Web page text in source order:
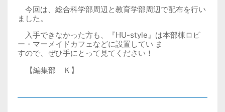
今回は、総合科学部周辺と教育学部周辺で配布を行い
ました。
入手できなかった方も、『HU-style』は本部棟ロビ
ー・マーメイドカフェなどに設置してい ま
すので、ぜひ手にとって見てください！
【編集部 Ｋ】